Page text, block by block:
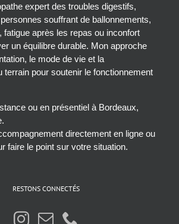
expert des troubles digestifs,
souffrant de ballonnements,
fatigue après les repas ou inconfort
un équilibre durable. Mon approche
le mode de vie et la
terrain pour soutenir le fonctionnement
ou en présentiel à Bordeaux,
directement en ligne ou
faire le point sur votre situation.
RESTONS CONNECTÉS